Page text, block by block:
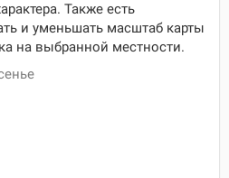
Также есть
и уменьшать масштаб карты
на выбранной местности.